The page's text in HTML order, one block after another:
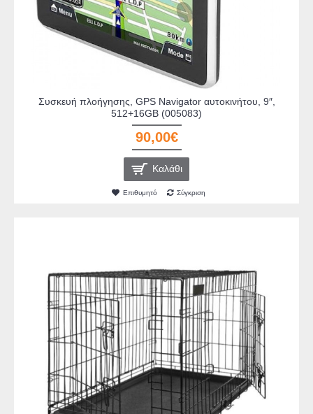
Συσκευή πλοήγησης, GPS Navigator αυτοκινήτου, 9″,
512+16GB (005083)
90,00€
Καλάθι
Επιθυμητό Σύγκριση